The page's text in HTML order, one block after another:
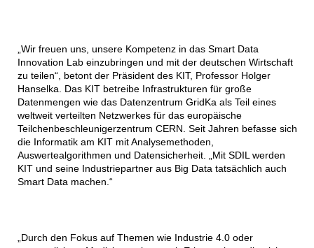
„Wir freuen uns, unsere Kompetenz in das Smart Data
Innovation Lab einzubringen und mit der deutschen Wirtschaft
zu teilen“, betont der Präsident des KIT, Professor Holger
Hanselka. Das KIT betreibe Infrastrukturen für große
Datenmengen wie das Datenzentrum GridKa als Teil eines
weltweit verteilten Netzwerkes für das europäische
Teilchenbeschleunigerzentrum CERN. Seit Jahren befasse sich
die Informatik am KIT mit Analysemethoden,
Auswertealgorithmen und Datensicherheit. „Mit SDIL werden
KIT und seine Industriepartner aus Big Data tatsächlich auch
Smart Data machen.“
„Durch den Fokus auf Themen wie Industrie 4.0 oder